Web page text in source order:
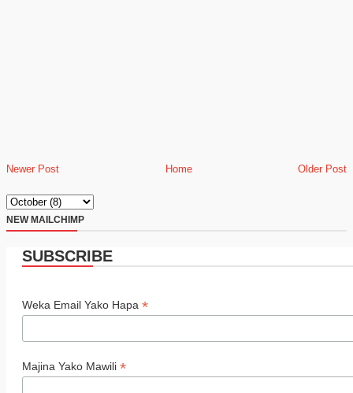
Newer Post Older Post
Home
NEW MAILCHIMP
SUBSCRIBE
Weka Email Yako Hapa *
Majina Yako Mawili *